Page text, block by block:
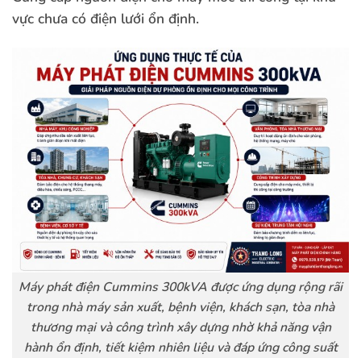
vực chưa có điện lưới ổn định.
Máy phát điện Cummins 300kVA được ứng dụng rộng rãi
trong nhà máy sản xuất, bệnh viện, khách sạn, tòa nhà
thương mại và công trình xây dựng nhờ khả năng vận
hành ổn định, tiết kiệm nhiên liệu và đáp ứng công suất